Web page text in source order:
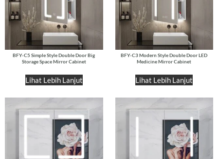
BFY-C5 Simple Style Double Door Big
Storage Space Mirror Cabinet
Lihat Lebih Lanjut
BFY-C3 Modern Style Double Door LED
Medicine Mirror Cabinet
Lihat Lebih Lanjut